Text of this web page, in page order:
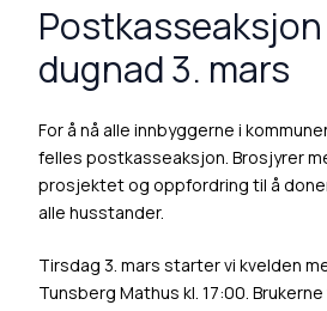
dugnad 3. mars
For å nå alle innbyggerne i
felles postkasseaksjon. Brosjyrer
prosjektet og oppfordring til å
alle husstander.
Tirsdag 3. mars starter vi kvelden
Tunsberg Mathus kl. 17:00.